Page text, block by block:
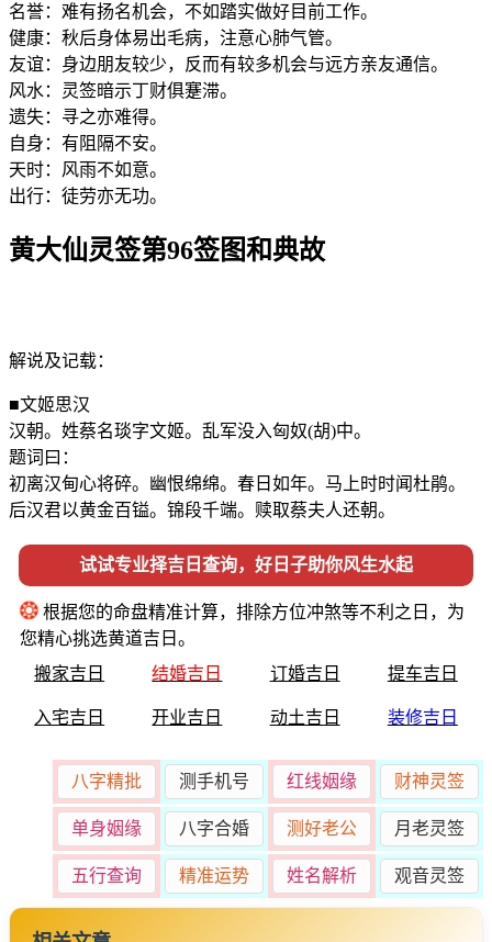
名誉：难有扬名机会，不如踏实做好目前工作。
健康：秋后身体易出毛病，注意心肺气管。
友谊：身边朋友较少，反而有较多机会与远方亲友通信。
风水：灵签暗示丁财俱蹇滞。
遗失：寻之亦难得。
自身：有阻隔不安。
天时：风雨不如意。
出行：徒劳亦无功。
黄大仙灵签第96签图和典故
解说及记载：
■文姬思汉
汉朝。姓蔡名琰字文姬。乱军没入匈奴(胡)中。
题词曰：
初离汉甸心将碎。幽恨绵绵。春日如年。马上时时闻杜鹃。
后汉君以黄金百镒。锦段千端。赎取蔡夫人还朝。
试试专业择吉日查询，好日子助你风生水起
❂根据您的命盘精准计算，排除方位冲煞等不利之日，为
您精心挑选黄道吉日。
搬家吉日
结婚吉日 订婚吉日 提车吉日
入宅吉日 开业吉日 动土吉日 装修吉日
八字精批 测手机号 红线姻缘 财神灵签
单身姻缘 八字合婚 测好老公 月老灵签
五行查询 精准运势 姓名解析 观音灵签